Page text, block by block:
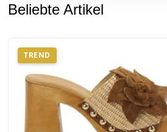
Beliebte Artikel
TREND